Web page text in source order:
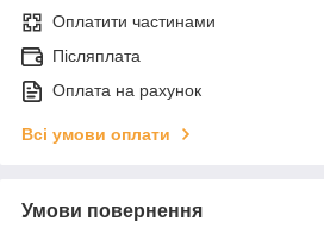
Оплатити частинами
Післяплата
Оплата на рахунок
Всі умови оплати
Умови повернення